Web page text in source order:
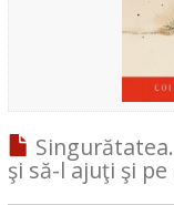
şi să-l ajuţi şi